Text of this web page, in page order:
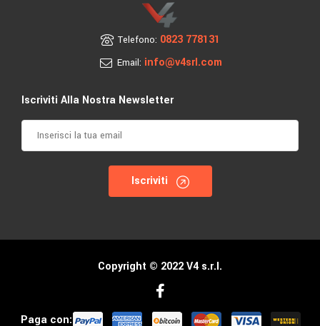
Telefono: 0823 778131
Email: info@v4srl.com
Iscriviti Alla Nostra Newsletter
Iscriviti
Copyright © 2022 V4 s.r.l.
Paga con: